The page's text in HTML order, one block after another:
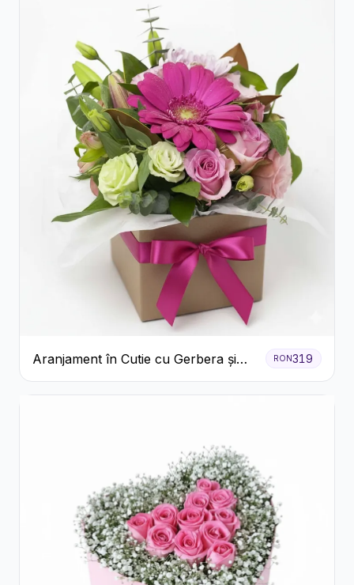
Aranjament în Cutie cu Gerbera și
Trandafiri Roz
RON319